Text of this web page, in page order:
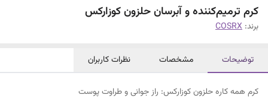
کرم ترمیم‌کننده و آبرسان حلزون کوزارکس
برند: COSRX
توضیحات مشخصات نظرات کاربران
کرم همه کاره حلزون کوزارکس: راز جوانی و طراوت پوست